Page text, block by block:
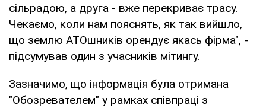
сільрадою, а друга - вже перекриває трасу.
Чекаємо, коли нам пояснять, як так вийшло,
що землю АТОшників орендує якась фірма", -
підсумував один з учасників мітингу.
Зазначимо, що інформація була отримана
"Обозревателем" у рамках співпраці з